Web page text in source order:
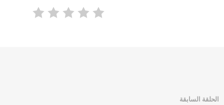
الحلقة السابقة